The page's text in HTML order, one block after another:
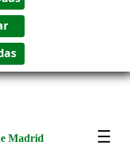
Madrid